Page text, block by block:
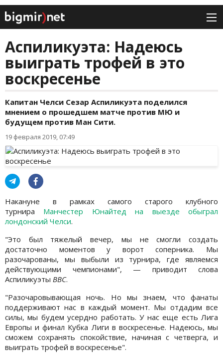
Аспиликуэта: Надеюсь
выиграть трофей в это
воскресенье
Капитан Челси Сезар Аспиликуэта поделился
мнением о прошедшем матче против МЮ и
будущем против Ман Сити.
19 февраля 2019, 07:49
Накануне в рамках самого старого клубного
турнира Манчестер Юнайтед на выезде обыграл
лондонский Челси.
"Это был тяжелый вечер, мы не смогли создать
достаточно моментов у ворот соперника. Мы
разочарованы, мы выбыли из турнира, где являемся
действующими чемпионами", — приводит слова
Аспиликуэты BBC.
"Разочаровывающая ночь. Но мы знаем, что фанаты
поддерживают нас в каждый момент. Мы отдадим все
силы, мы будем усердно работать. У нас еще есть Лига
Европы и финал Кубка Лиги в воскресенье. Надеюсь, мы
сможем сохранять спокойствие, начиная с четверга, и
выиграть трофей в воскресенье".